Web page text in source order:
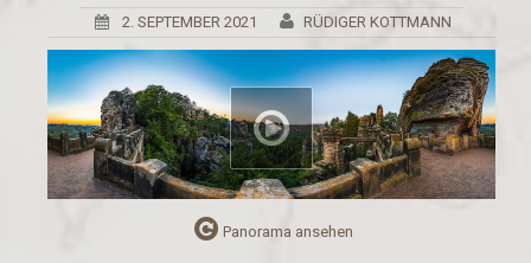
2. SEPTEMBER 2021 RÜDIGER KOTTMANN
Panorama ansehen